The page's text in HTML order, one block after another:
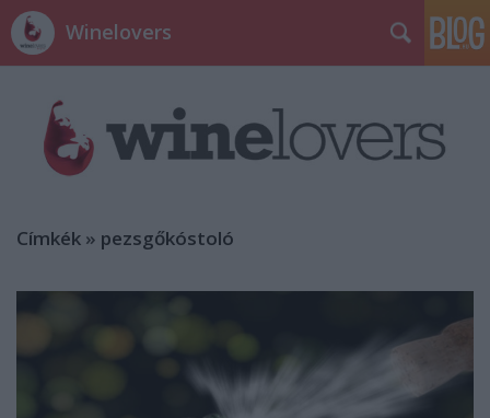
Winelovers
Címkék » pezsgőkóstoló